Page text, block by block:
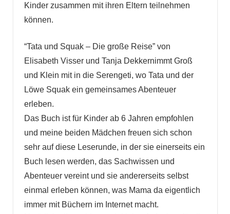
Kinder zusammen mit ihren Eltern teilnehmen
können.
“Tata und Squak – Die große Reise” von
Elisabeth Visser und Tanja Dekkernimmt Groß
und Klein mit in die Serengeti, wo Tata und der
Löwe Squak ein gemeinsames Abenteuer
erleben.
Das Buch ist für Kinder ab 6 Jahren empfohlen
und meine beiden Mädchen freuen sich schon
sehr auf diese Leserunde, in der sie einerseits ein
Buch lesen werden, das Sachwissen und
Abenteuer vereint und sie andererseits selbst
einmal erleben können, was Mama da eigentlich
immer mit Büchern im Internet macht.